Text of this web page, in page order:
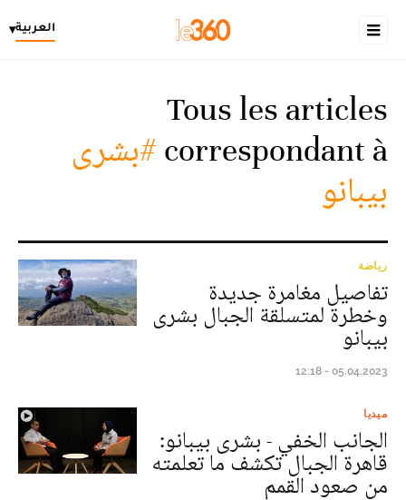
العربية▾
Tous les articles
correspondant à #بشرى
بيبانو
رياضة
تفاصيل مغامرة جديدة
وخطرة لمتسلقة الجبال بشرى
بيبانو
05.04.2023 - 12:18
ميديا
الجانب الخفي - بشرى بيبانو:
قاهرة الجبال تكشف ما تعلمته
من صعود القمم